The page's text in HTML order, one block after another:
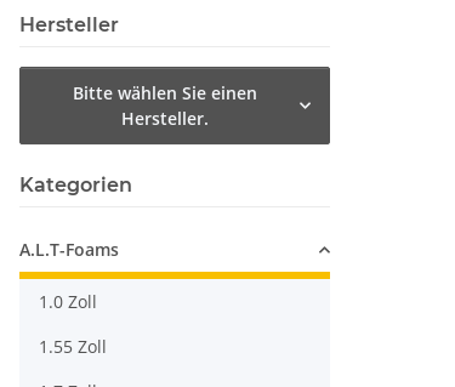
Hersteller
Bitte wählen Sie einen
Hersteller.
Kategorien
A.L.T-Foams
1.0 Zoll
1.55 Zoll